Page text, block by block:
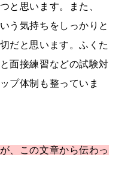
と思います。また、
う気持ちをしっかりと
だと思います。ふくた
面接練習などの試験対
プ体制も整っていま
、この文章から伝わっ